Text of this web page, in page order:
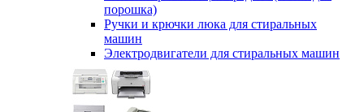
порошка)
Ручки и крючки люка для стиральных
машин
Электродвигатели для стиральных машин